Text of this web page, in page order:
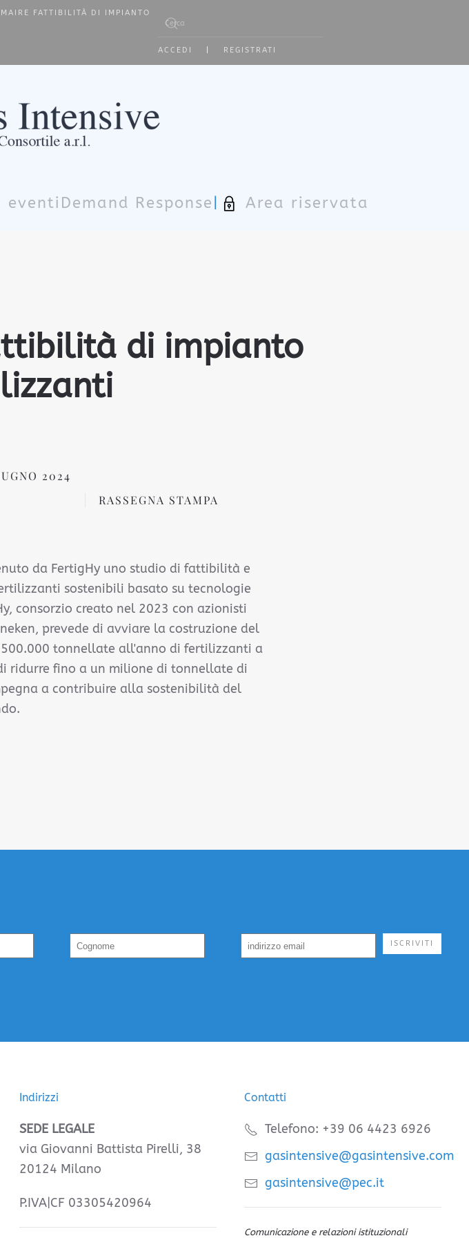
FATTIBILITÀ DI IMPIANTO
ACCEDI
REGISTRATI
eventi Demand Response Area riservata
di impianto
2024
RASSEGNA STAMPA
da FertigHy uno studio di fattibilità e
sostenibili basato su tecnologie
consorzio creato nel 2023 con azionisti
prevede di avviare la costruzione del
tonnellate all'anno di fertilizzanti a
ridurre fino a un milione di tonnellate di
a contribuire alla sostenibilità del
ISCRIVITI
Indirizzi
SEDE LEGALE
via Giovanni Battista Pirelli, 38
20124 Milano
P.IVA|CF 03305420964
Contatti
Telefono: +39 06 4423 6926
gasintensive@gasintensive.com
gasintensive@pec.it
Comunicazione e relazioni istituzionali